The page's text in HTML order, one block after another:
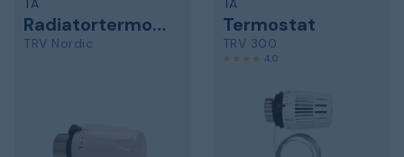
TA
Radiatortermostat
TRV Nordic
TA
Termostat
TRV 300
4,0